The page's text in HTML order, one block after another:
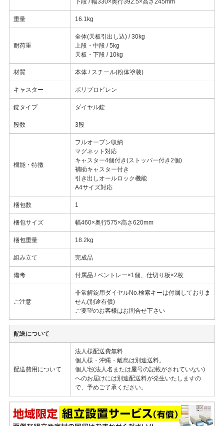
下段 / 幅330×奥行392.5×高さ245mm
重量 16.1kg
耐荷重
全体(天板引出し込) / 30kg
上段・中段 / 5kg
天板・下段 / 10kg
材質 本体 / スチール(粉体塗装)
キャスター ポリプロピレン
錠タイプ ダイヤル錠
段数 3段
機能・特徴
フルオープン収納
マグネット対応
キャスター4個付き(ストッパー付き2個)
補助キャスター付き
引き出しオールロック機能
A4サイズ対応
梱包数 1
梱包サイズ 幅460×奥行575×高さ620mm
梱包重量 18.2kg
組み立て 完成品
備考 付属品 / ペントレー×1個、仕切り板×2枚
ご注意
非常解錠用ダイヤルNo.検索キーは付属しておりま
せん(別途有償)
ご要望のお客様はお問合せ下さい
配送について
配送費用について
法人様配送費無料
個人様・沖縄・離島は別途送料。
個人宅(法人名または屋号の記載がされていない)
へのお届けには別途配送料が発生いたしますの
で、予めご了承ください。